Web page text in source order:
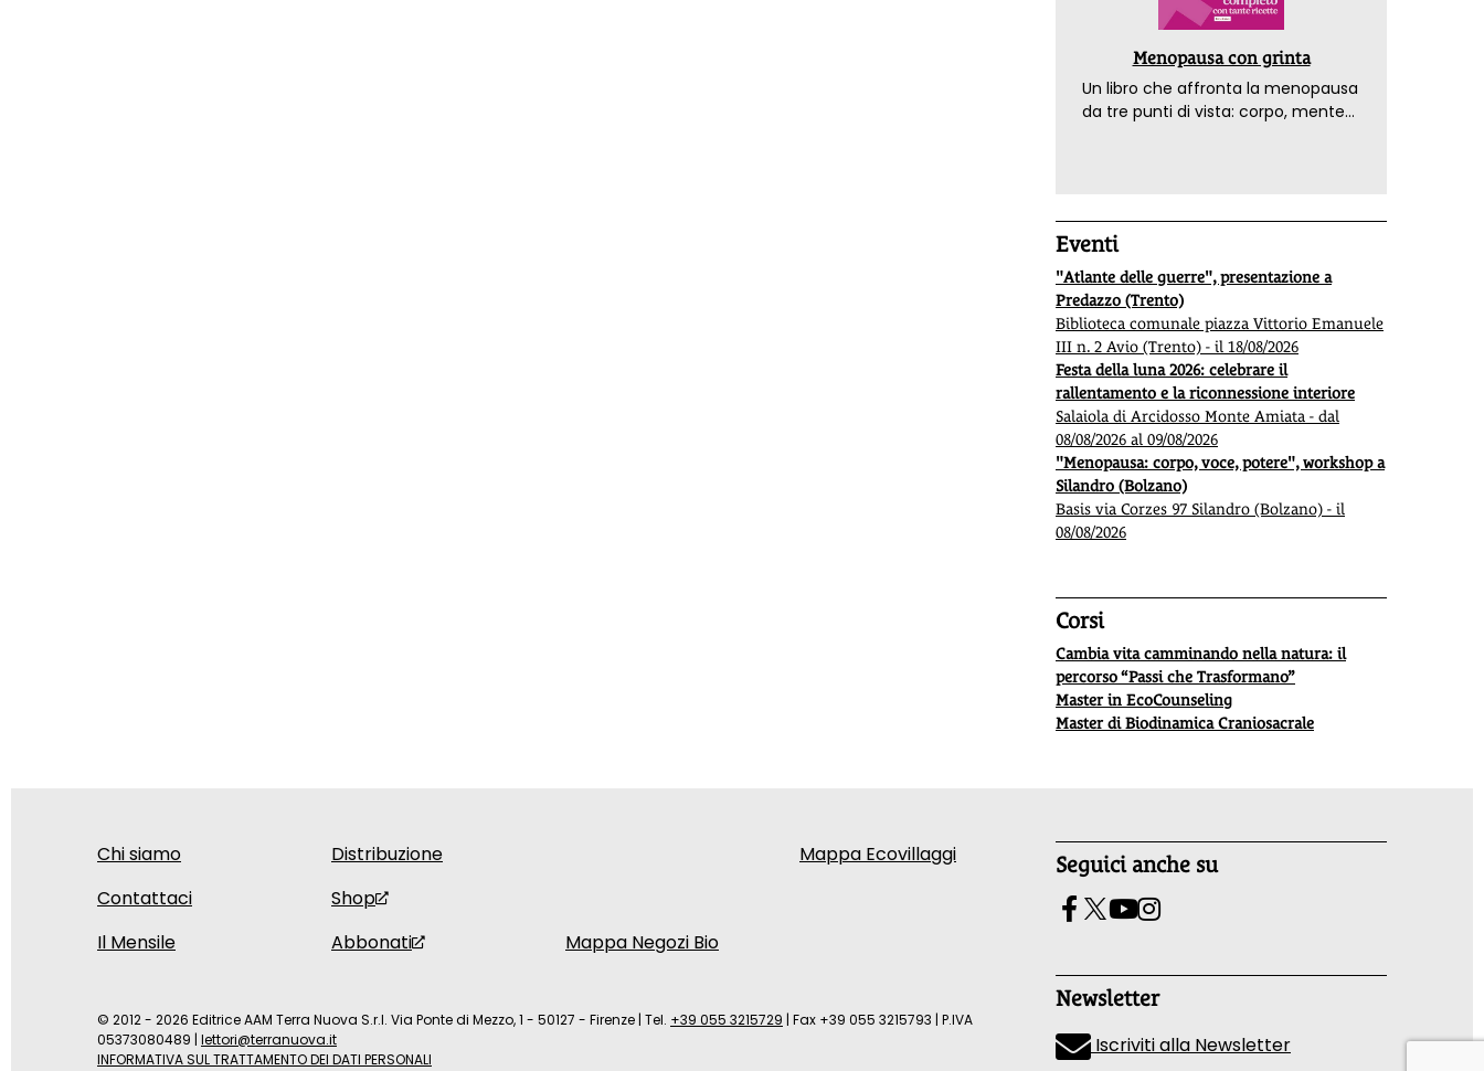
Menopausa con grinta
Un libro che affronta la menopausa
da tre punti di vista: corpo, mente
Eventi
"Atlante delle guerre", presentazione a
Predazzo (Trento)
Biblioteca comunale piazza Vittorio Emanuele
III n. 2 Avio (Trento) - il 18/08/2026
Festa della luna 2026: celebrare il
rallentamento e la riconnessione interiore
Salaiola di Arcidosso Monte Amiata - dal
08/08/2026 al 09/08/2026
"Menopausa: corpo, voce, potere", workshop a
Silandro (Bolzano)
Basis via Corzes 97 Silandro (Bolzano) - il
08/08/2026
Corsi
Cambia vita camminando nella natura: il
percorso “Passi che Trasformano”
Master in EcoCounseling
Master di Biodinamica Craniosacrale
Chi siamo
Contattaci
Il Mensile
Distribuzione
Shop
Abbonati
Mappa Negozi Bio
Mappa Ecovillaggi Seguici anche su
Newsletter
Iscriviti alla Newsletter
© 2012 - 2026 Editrice AAM Terra Nuova S.r.l. Via Ponte di Mezzo, 1 - 50127 - Firenze | Tel. +39 055 3215729 | Fax +39 055 3215793 | P.IVA
05373080489 | lettori@terranuova.it
INFORMATIVA SUL TRATTAMENTO DEI DATI PERSONALI